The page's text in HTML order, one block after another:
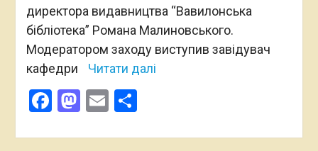
директора видавництва “Вавилонська
бібліотека” Романа Малиновського.
Модератором заходу виступив завідувач
кафедри
Читати далі
Facebook
Mastodon
EmailПоділитися